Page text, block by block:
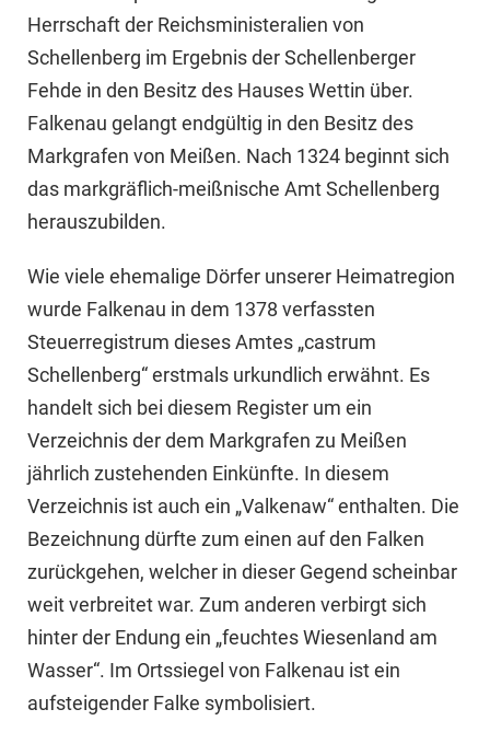
Herrschaft der Reichsministeralien von
Schellenberg im Ergebnis der Schellenberger
Fehde in den Besitz des Hauses Wettin über.
Falkenau gelangt endgültig in den Besitz des
Markgrafen von Meißen. Nach 1324 beginnt sich
das markgräflich-meißnische Amt Schellenberg
herauszubilden.
Wie viele ehemalige Dörfer unserer Heimatregion
wurde Falkenau in dem 1378 verfassten
Steuerregistrum dieses Amtes „castrum
Schellenberg“ erstmals urkundlich erwähnt. Es
handelt sich bei diesem Register um ein
Verzeichnis der dem Markgrafen zu Meißen
jährlich zustehenden Einkünfte. In diesem
Verzeichnis ist auch ein „Valkenaw“ enthalten. Die
Bezeichnung dürfte zum einen auf den Falken
zurückgehen, welcher in dieser Gegend scheinbar
weit verbreitet war. Zum anderen verbirgt sich
hinter der Endung ein „feuchtes Wiesenland am
Wasser“. Im Ortssiegel von Falkenau ist ein
aufsteigender Falke symbolisiert.